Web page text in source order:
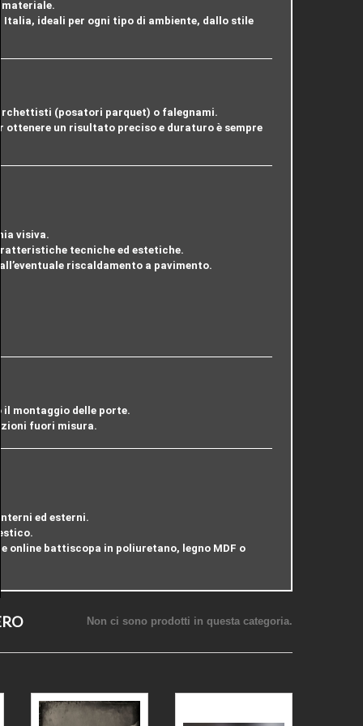
materiale.
Italia, ideali per ogni tipo di ambiente, dallo stile
(posatori parquet) o falegnami.
ottenere un risultato preciso e duraturo è sempre
visiva.
tecniche ed estetiche.
riscaldamento a pavimento.
il montaggio delle porte.
fuori misura.
ed esterni.
.
online battiscopa in poliuretano, legno MDF o
Non ci sono prodotti in questa categoria.